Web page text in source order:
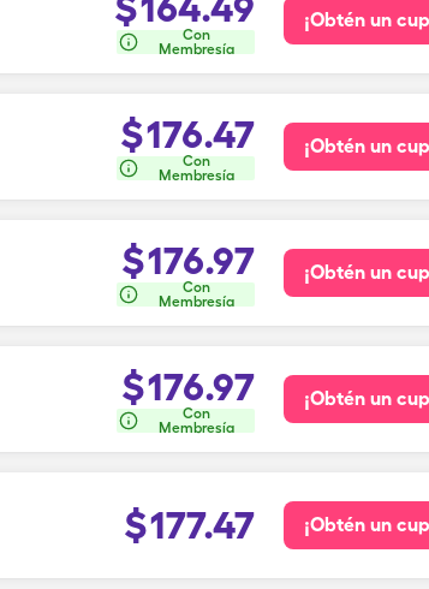
Con
Membresía
¡Obtén un
$176.47
Con
Membresía
¡Obtén un
$176.97
Con
Membresía
¡Obtén un
$176.97
Con
Membresía
¡Obtén un
$177.47 ¡Obtén un